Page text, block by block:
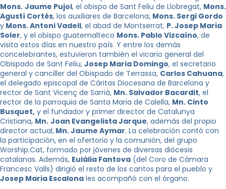
Mons. Jaume Pujol, el obispo de Sant Feliu de Llobregat, Mons.
Agustí Cortés, los auxiliares de Barcelona, ​​ Mons. Sergi Gordo
y Mons. Antoni Vadell, el abad de Montserrat, P. Josep Maria
Soler, y el obispo guatemalteco Mons. Pablo Vizcaíno, de
visita estos días en nuestro país. Y entre los demás
concelebrantes, estuvieron también el vicario general del
Obispado de Sant Feliu, Josep Maria Domingo, el secretario
general y canciller del Obispado de Terrassa, Carlos Cahuana,
el delegado episcopal de Cáritas Diocesana de Barcelona y
rector de Sant Vicenç de Sarrià, Mn. Salvador Bacardit, el
rector de la parroquia de Santa Maria de Calella, Mn. Cinto
Busquet, y el fundador y primer director de Catalunya
Cristiana, Mn. Joan Evangelista Jarque, además del propio
director actual, Mn. Jaume Aymar. La celebración contó con
la participación, en el ofertorio y la comunión, del grupo
Worship.Cat, formado por jóvenes de diversas diócesis
catalanas. Además, Eulàlia Fantova (del Coro de Cámara
Francesc Valls) dirigió el resto de los cantos para el pueblo y
Josep Maria Escalona les acompañó con el órgano.